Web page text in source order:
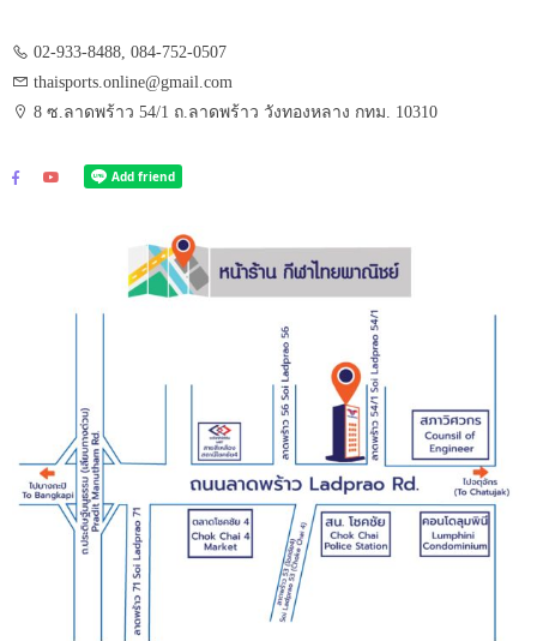
02-933-8488, 084-752-0507
thaisports.online@gmail.com
8 ซ.ลาดพร้าว 54/1 ถ.ลาดพร้าว วังทองหลาง กทม. 10310